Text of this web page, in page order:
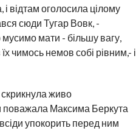
відтам оголосила цілому
сюди Тугар Вовк, -
мати - більшу вагу,
чимось немов собі рівним,- і
живо
поважала Максима Беркута
упокорить перед ним